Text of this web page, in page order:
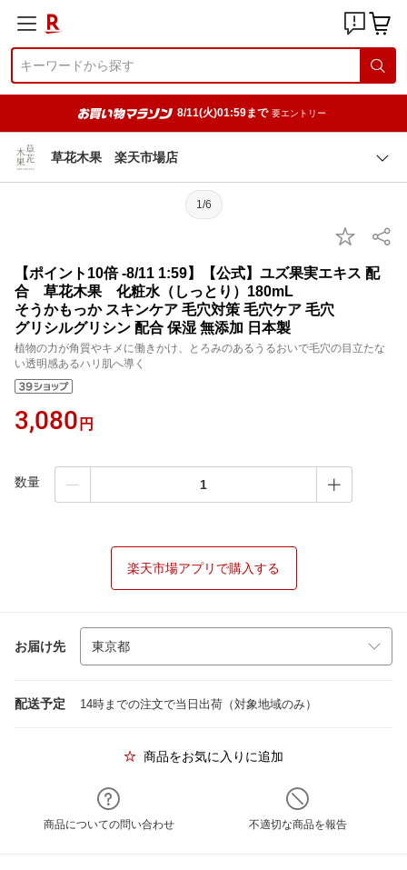
8/11(火)01:59まで 要エントリー
草花木果 楽天市場店
1/6
【ポイント10倍 -8/11 1:59】【公式】ユズ果実エキス 配
合 草花木果 化粧水（しっとり）180mL
そうかもっか スキンケア 毛穴対策 毛穴ケア 毛穴
グリシルグリシン 配合 保湿 無添加 日本製
植物の力が角質やキメに働きかけ、とろみのあるうるおいで毛穴の目立たな
い透明感あるハリ肌へ導く
3,080 円
数量
楽天市場アプリで購入する
お届け先
配送予定 14時までの注文で当日出荷（対象地域のみ）
商品をお気に入りに追加
商品についての問い合わせ 不適切な商品を報告